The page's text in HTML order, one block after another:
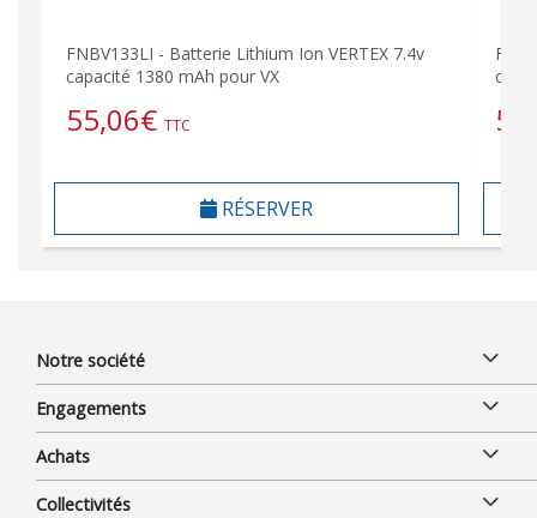
FNBV133LI - Batterie Lithium Ion VERTEX 7.4v
capacité 1380 mAh pour VX
55,06€ TTC
RÉSERVER
Notre société
Engagements
Achats
Collectivités